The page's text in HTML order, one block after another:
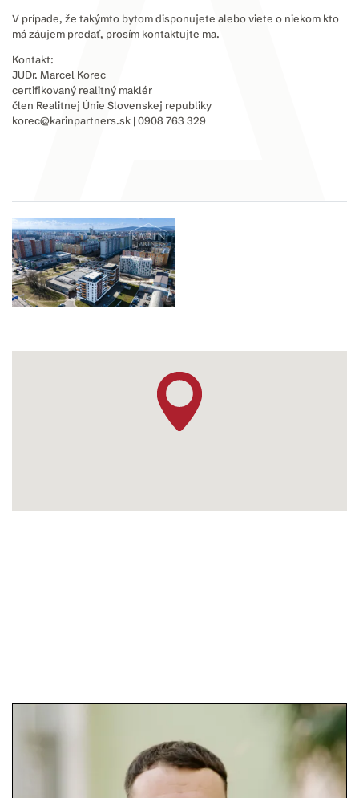
V prípade, že takýmto bytom disponujete alebo viete o niekom kto
má záujem predať, prosím kontaktujte ma.
Kontakt:
JUDr. Marcel Korec
certifikovaný realitný maklér
člen Realitnej Únie Slovenskej republiky
korec@karinpartners.sk | 0908 763 329